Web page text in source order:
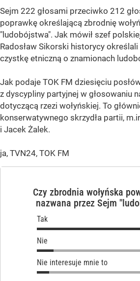
Sejm 222 głosami przeciwko 212
poprawkę określającą zbrodnię
"ludobójstwa". Jak mówił szef
Radosław Sikorski historycy określali
czystkę etniczną o znamionach
Jak podaje TOK FM dziesięciu
z dyscypliny partyjnej w głosowaniu
dotyczącą rzezi wołyńskiej. To
konserwatywnego skrzydła partii,
i Jacek Żalek.
ja, TVN24, TOK FM
Czy zbrodnia wołyńska
nazwana przez Sejm
Tak
Nie
Nie interesuje mnie to